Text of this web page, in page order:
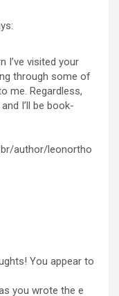
I’ve visited your
through some of
me. Regardless,
I’ll be book-
author/leonortho
You appear to
you wrote the e